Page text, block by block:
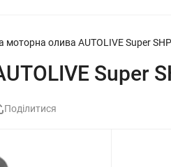
моторна олива AUTOLIVE Super
Super
Поділитися